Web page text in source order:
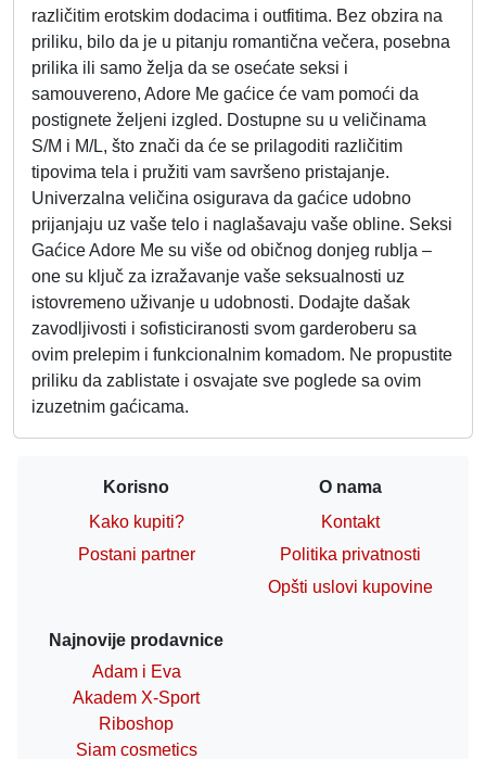
različitim erotskim dodacima i outfitima. Bez obzira na
priliku, bilo da je u pitanju romantična večera, posebna
prilika ili samo želja da se osećate seksi i
samouvereno, Adore Me gaćice će vam pomoći da
postignete željeni izgled. Dostupne su u veličinama
S/M i M/L, što znači da će se prilagoditi različitim
tipovima tela i pružiti vam savršeno pristajanje.
Univerzalna veličina osigurava da gaćice udobno
prijanjaju uz vaše telo i naglašavaju vaše obline. Seksi
Gaćice Adore Me su više od običnog donjeg rublja –
one su ključ za izražavanje vaše seksualnosti uz
istovremeno uživanje u udobnosti. Dodajte dašak
zavodljivosti i sofisticiranosti svom garderoberu sa
ovim prelepim i funkcionalnim komadom. Ne propustite
priliku da zablistate i osvajate sve poglede sa ovim
izuzetnim gaćicama.
Korisno
Kako kupiti?
Postani partner
O nama
Kontakt
Politika privatnosti
Opšti uslovi kupovine
Najnovije prodavnice
Adam i Eva
Akadem X-Sport
Riboshop
Siam cosmetics